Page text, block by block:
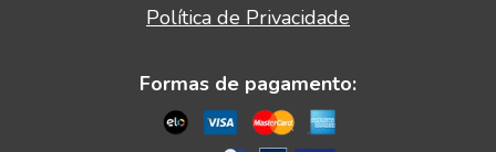
Política de Privacidade
Formas de pagamento: